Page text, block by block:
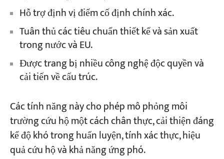
Hỗ trợ định vị điểm cố định chính xác.
Tuân thủ các tiêu chuẩn thiết kế và sản xuất
trong nước và EU.
Được trang bị nhiều công nghệ độc quyền và
cải tiến về cấu trúc.
Các tính năng này cho phép mô phỏng môi
trường cứu hộ một cách chân thực, cải thiện đáng
kể độ khó trong huấn luyện, tính xác thực, hiệu
quả cứu hộ và khả năng ứng phó.